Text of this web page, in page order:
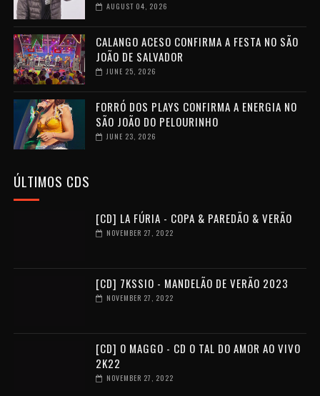
AUGUST 04, 2026
CALANGO ACESO CONFIRMA A FESTA NO SÃO
JOÃO DE SALVADOR
JUNE 25, 2026
FORRÓ DOS PLAYS CONFIRMA A ENERGIA NO
SÃO JOÃO DO PELOURINHO
JUNE 23, 2026
ÚLTIMOS CDS
[CD] LA FÚRIA - COPA & PAREDÃO & VERÃO
NOVEMBER 27, 2022
[CD] 7KSSIO - MANDELÃO DE VERÃO 2023
NOVEMBER 27, 2022
[CD] O MAGGO - CD O TAL DO AMOR AO VIVO
2K22
NOVEMBER 27, 2022